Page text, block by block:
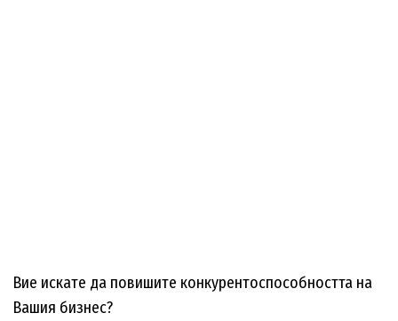
Вие искате да повишите конкурентоспособността на
Вашия бизнес?